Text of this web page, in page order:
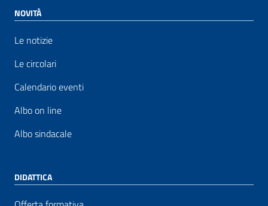
NOVITÀ
Le notizie
Le circolari
Calendario eventi
Albo on line
Albo sindacale
DIDATTICA